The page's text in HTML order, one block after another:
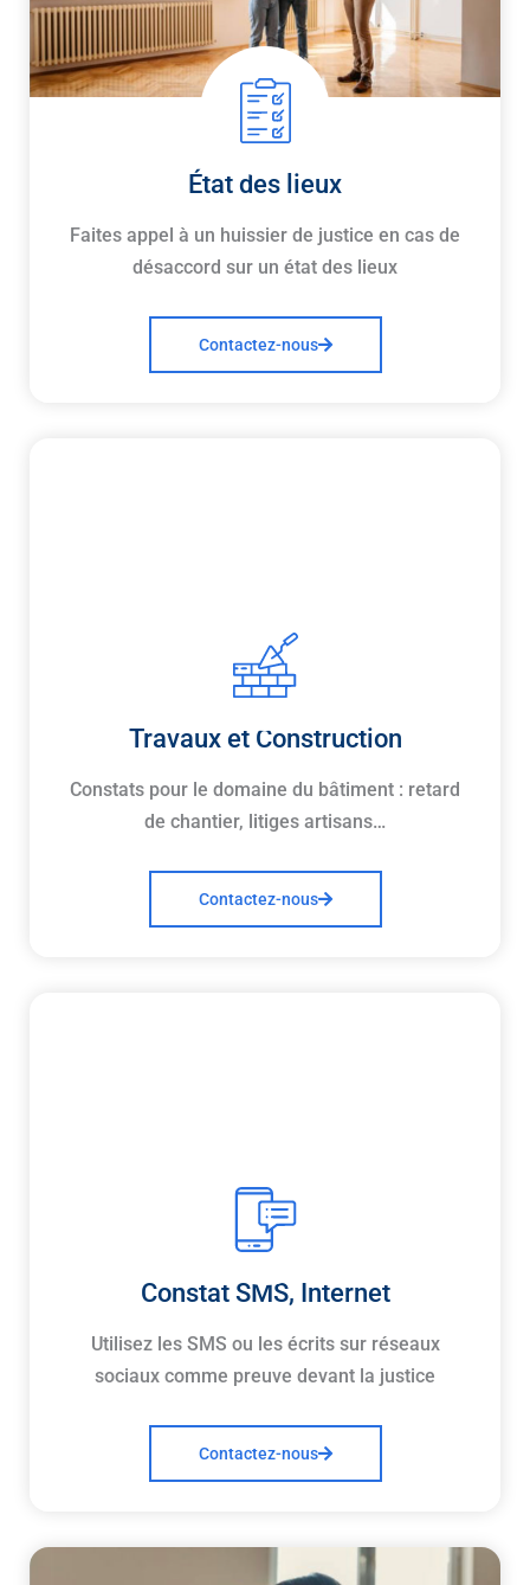
État des lieux
Faites appel à un huissier de justice en cas de
désaccord sur un état des lieux
Contactez-nous
Travaux et Construction
Constats pour le domaine du bâtiment : retard
de chantier, litiges artisans…
Contactez-nous
Constat SMS, Internet
Utilisez les SMS ou les écrits sur réseaux
sociaux comme preuve devant la justice
Contactez-nous